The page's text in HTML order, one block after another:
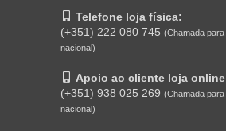
Telefone loja física:
(+351) 222 080 745 (Chamada
nacional)
Apoio ao cliente loja
(+351) 938 025 269 (Chamada
nacional)